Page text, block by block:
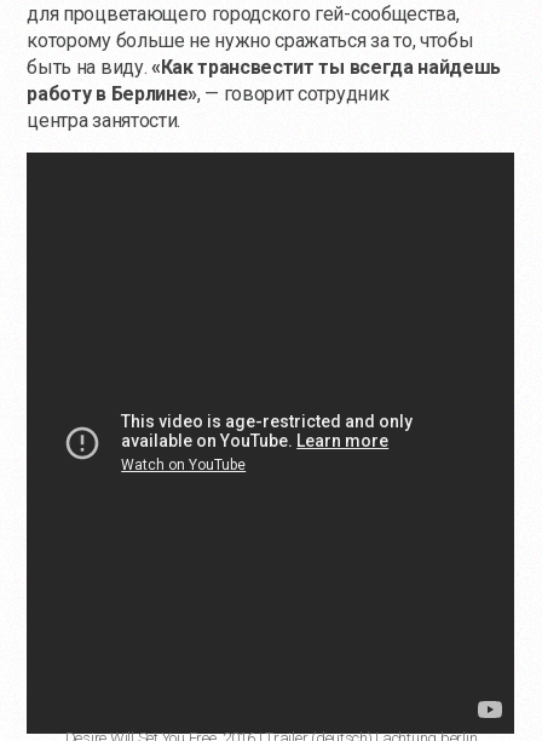
для процветающего городского гей-сообщества,
которому больше не нужно сражаться за то, чтобы
быть на виду. «Как трансвестит ты всегда найдешь
работу в Берлине», — говорит сотрудник
центра занятости.